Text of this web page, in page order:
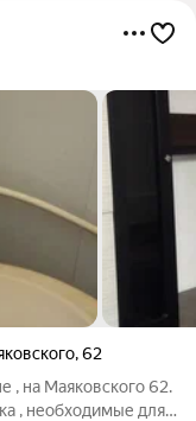
,62
, на Маяковского 62.
, необходимые для